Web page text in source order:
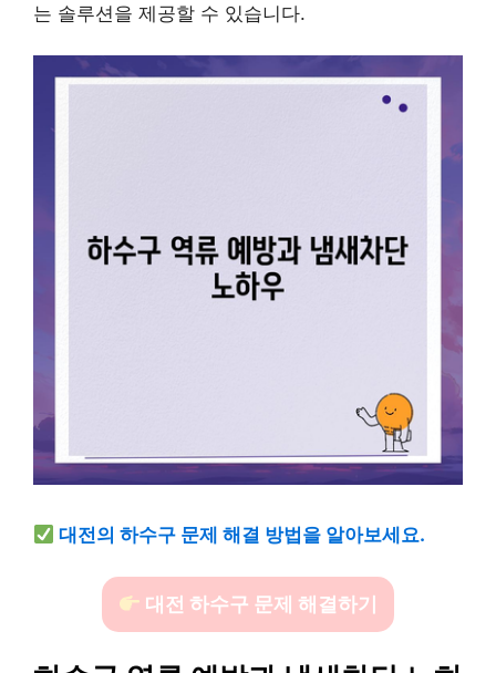
는 솔루션을 제공할 수 있습니다.
대전의 하수구 문제 해결 방법을 알아보세요.
대전 하수구 문제 해결하기